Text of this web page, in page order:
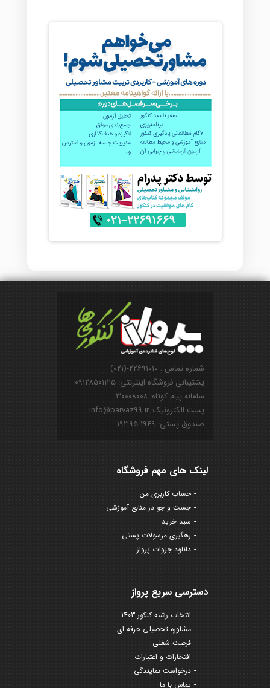
شماره تماس : ۲۲۶۹۱۰۱۰-(۰۲۱)
پشتیبانی فروشگاه اینترنتی: ۰۹۱۲۸۵۰۱۱۲۵
سامانه پیام کوتاه: ۳۰۰۰۸۰۰۸
پست الکترونیک: info@parvaz99.ir
صندوق پستی: ۱۹۴۹-۱۹۳۹۵
لینک های مهم فروشگاه
حساب کاربری من
جست و جو در منابع آموزشی
سبد خرید
رهگیری مرسولات پستی
دانلود جزوات پرواز
دسترسی سریع پرواز
انتخاب رشته کنکور 1403
مشاوره تحصیلی حرفه ای
فرصت شغلی
افتخارات و اعتبارات
درخواست نمایندگی
تماس با ما